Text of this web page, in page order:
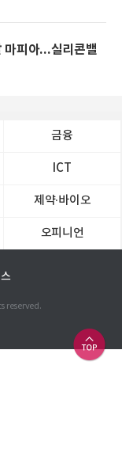
마피아...실리콘밸
금융
ICT
제약∙바이오
오피니언
reserved.